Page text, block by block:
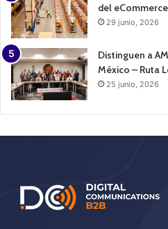
del eCommerce
29 junio, 2026
Distinguen a
México – Ruta
25 junio, 2026